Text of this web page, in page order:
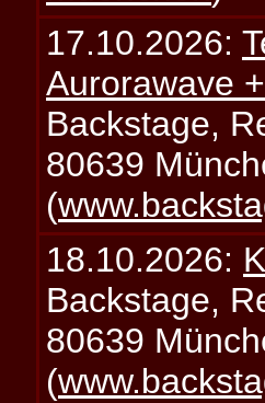
17.10.2026:
Aurorawave
Backstage,
80639
(
18.10.2026:
Backstage,
80639
(